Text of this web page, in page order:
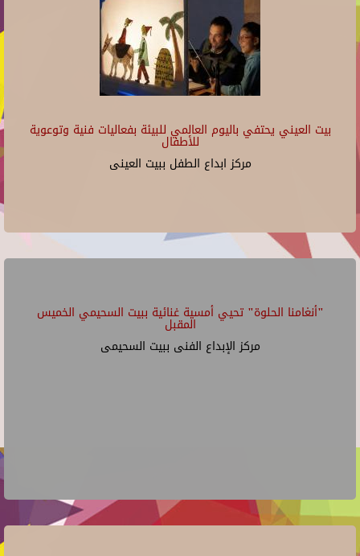
بيت العيني يحتفي باليوم العالمي للبيئة بفعاليات فنية وتوعوية
للأطفال
مركز ابداع الطفل ببيت العينى
"أنغامنا الحلوة" تحيي أمسية غنائية ببيت السحيمي الخميس
المقبل
مركز الإبداع الفنى ببيت السحيمى